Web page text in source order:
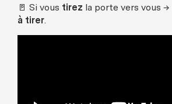
🚪 Si vous tirez la porte vers vous →
à tirer.